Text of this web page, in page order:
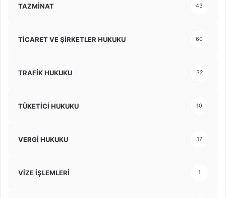
TAZMİNAT 43
TİCARET VE ŞİRKETLER HUKUKU 60
TRAFİK HUKUKU 32
TÜKETİCİ HUKUKU 10
VERGİ HUKUKU 17
VİZE İŞLEMLERİ 1